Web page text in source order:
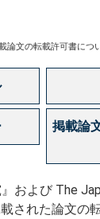
論文の転載許可書につ
掲載論
および The
された論文の